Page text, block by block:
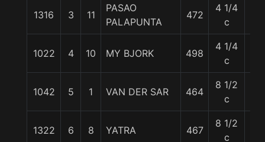
1316 3 11
PASAO
PALAPUNTA
472
4 1/4
c
1022 4 10 MY BJORK 498
4 1/4
c
1042 5 1 VAN DER SAR 464
8 1/2
c
1322 6 8 YATRA 467
8 1/2
c